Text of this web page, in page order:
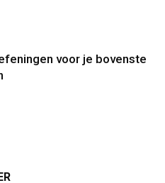
voor je bovenste